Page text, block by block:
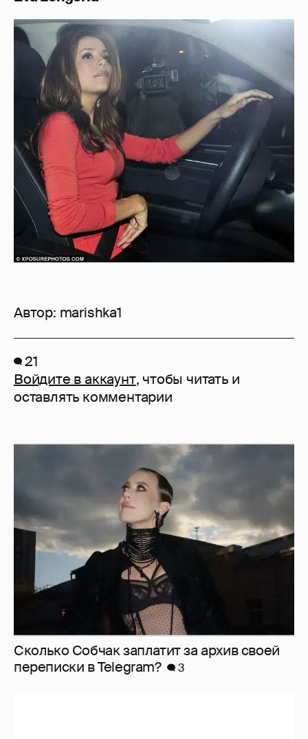
Автор: marishka1
21
Войдите в аккаунт, чтобы читать и
оставлять комментарии
Сколько Собчак заплатит за архив своей
перeписки в Telegram?
3